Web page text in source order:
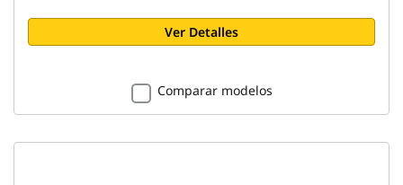
Ver Detalles
Comparar modelos